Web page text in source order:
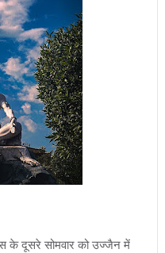
के दूसरे सोमवार को उज्जैन में